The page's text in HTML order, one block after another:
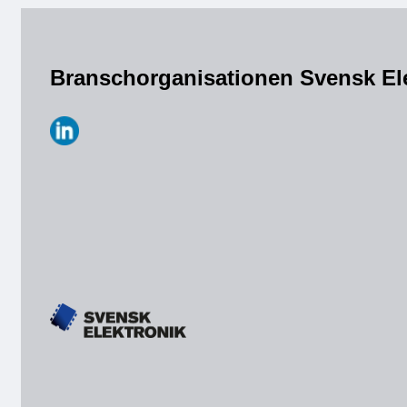
Branschorganisationen Svensk